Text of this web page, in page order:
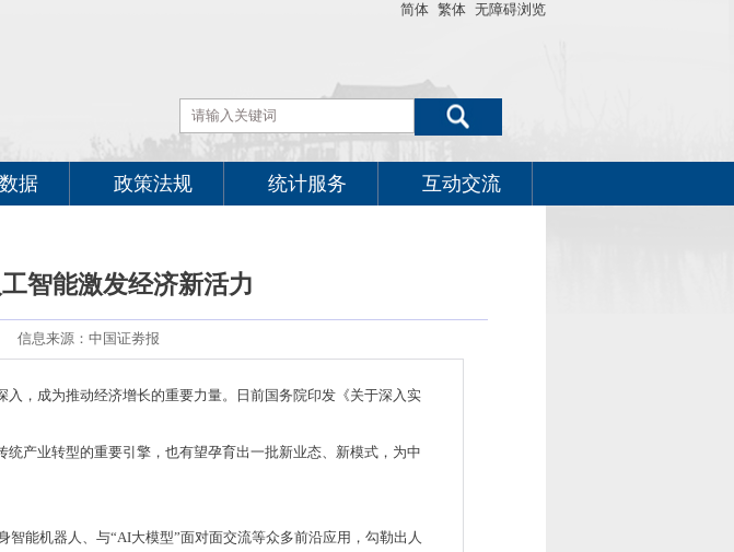
简体 繁体 无障碍浏览
据 政策法规 统计服务 互动交流
智能激发经济新活力
信息来源： 中国证劵报
，成为推动经济增长的重要力量。日前国务院印发《关于深入实
产业转型的重要引擎，也有望孕育出一批新业态、新模式，为中
能机器人、与“AI大模型”面对面交流等众多前沿应用，勾勒出人